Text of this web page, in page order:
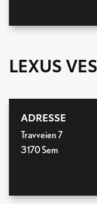
LEXUS
ADRESSE
Travveien 7
3170 Sem